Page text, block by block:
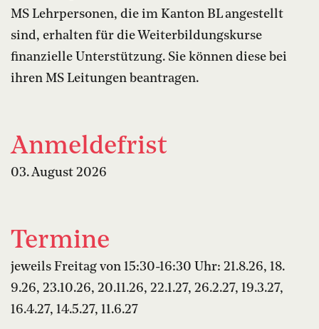
MS Lehrpersonen, die im Kanton BL angestellt
sind, erhalten für die Weiterbildungskurse
finanzielle Unterstützung. Sie können diese bei
ihren MS Leitungen beantragen.
Anmeldefrist
03. August 2026
Termine
jeweils Freitag von 15:30-16:30 Uhr: 21.8.26, 18.
9.26, 23.10.26, 20.11.26, 22.1.27, 26.2.27, 19.3.27,
16.4.27, 14.5.27, 11.6.27